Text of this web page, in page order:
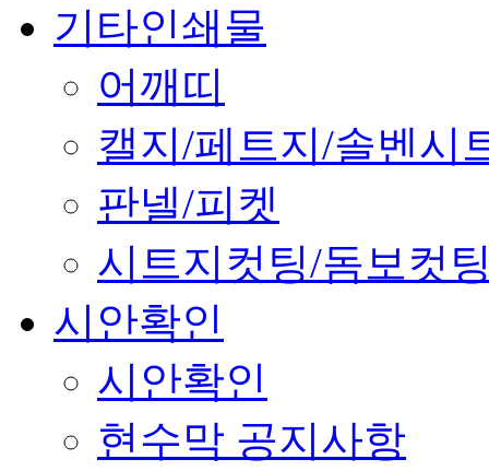
기타인쇄물
어깨띠
캘지/페트지/솔벤시
판넬/피켓
시트지컷팅/돔보컷
시안확인
시안확인
현수막 공지사항